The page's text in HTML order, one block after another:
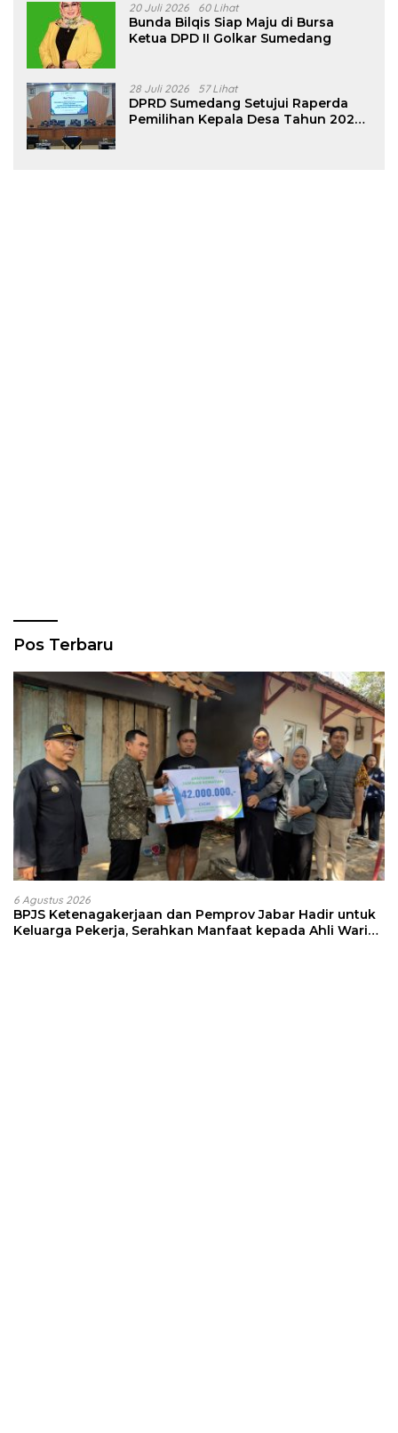
20 Juli 2026 60 Lihat
Bunda Bilqis Siap Maju di Bursa
Ketua DPD II Golkar Sumedang
28 Juli 2026 57 Lihat
DPRD Sumedang Setujui Raperda
Pemilihan Kepala Desa Tahun 2026
Pos Terbaru
6 Agustus 2026
BPJS Ketenagakerjaan dan Pemprov Jabar Hadir untuk
Keluarga Pekerja, Serahkan Manfaat kepada Ahli Waris